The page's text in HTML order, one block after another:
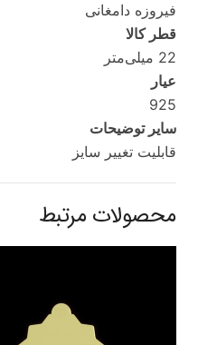
فیروزه دامغانی
قطر کالا
22 میلی‌متر
عیار
925
سایر توضیحات
قابلیت تغییر سایز
محصولات مرتبط